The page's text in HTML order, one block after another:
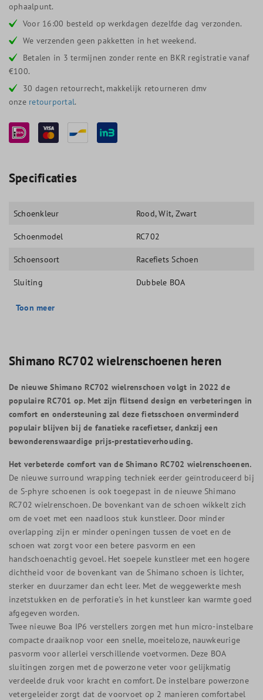
ophaalpunt.
Voor 16:00 besteld op werkdagen dezelfde dag verzonden.
We verzenden geen pakketten in het weekend.
Betalen in 3 termijnen zonder rente en BKR registratie vanaf
€100.
30 dagen retourrecht, makkelijk retourneren dmv
onze retourportal.
Specificaties
Schoenkleur Rood, Wit, Zwart
Schoenmodel RC702
Schoensoort Racefiets Schoen
Sluiting Dubbele BOA
Toon meer
Shimano RC702 wielrenschoenen heren
De nieuwe Shimano RC702 wielrenschoen volgt in 2022 de
populaire RC701 op. Met zijn flitsend design en verbeteringen in
comfort en ondersteuning zal deze fietsschoen onverminderd
populair blijven bij de fanatieke racefietser, dankzij een
bewonderenswaardige prijs-prestatieverhouding.
Het verbeterde comfort van de Shimano RC702 wielrenschoenen.
De nieuwe surround wrapping techniek eerder geïntroduceerd bij
de S-phyre schoenen is ook toegepast in de nieuwe Shimano
RC702 wielrenschoen. De bovenkant van de schoen wikkelt zich
om de voet met een naadloos stuk kunstleer. Door minder
overlapping zijn er minder openingen tussen de voet en de
schoen wat zorgt voor een betere pasvorm en een
handschoenachtig gevoel. Het soepele kunstleer met een hogere
dichtheid voor de bovenkant van de Shimano schoen is lichter,
sterker en duurzamer dan echt leer. Met de weggewerkte mesh
inzetstukken en de perforatie's in het kunstleer kan warmte goed
afgegeven worden.
Twee nieuwe Boa IP6 verstellers zorgen met hun micro-instelbare
compacte draaiknop voor een snelle, moeiteloze, nauwkeurige
pasvorm voor allerlei verschillende voetvormen. Deze BOA
sluitingen zorgen met de powerzone veter voor gelijkmatig
verdeelde druk voor kracht en comfort. De instelbare powerzone
vetergeleider zorgt dat de voorvoet op 2 manieren comfortabel